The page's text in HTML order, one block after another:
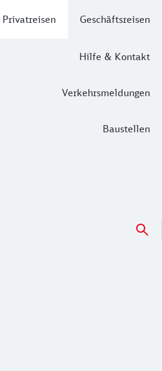
Privatreisen Geschäftsreisen
Hilfe & Kontakt
Verkehrsmeldungen
Baustellen